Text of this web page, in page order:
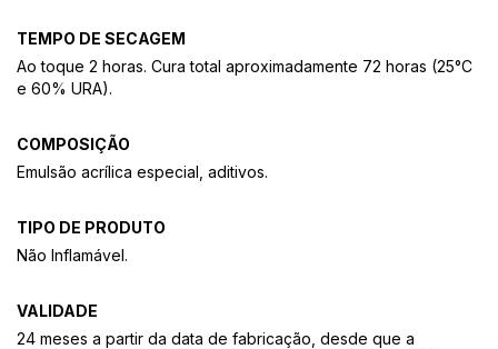
TEMPO DE SECAGEM
Ao toque 2 horas. Cura total aproximadamente 72 horas (25°C
e 60% URA).
COMPOSIÇÃO
Emulsão acrílica especial, aditivos.
TIPO DE PRODUTO
Não Inflamável.
VALIDADE
24 meses a partir da data de fabricação, desde que a